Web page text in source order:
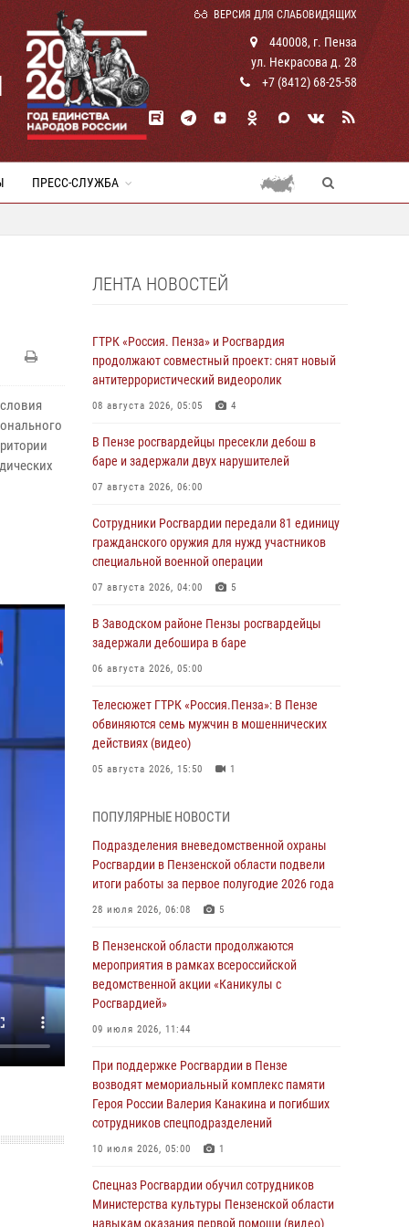
ВЕРСИЯ ДЛЯ СЛАБОВИДЯЩИХ
440008, г. Пенза
ул. Некрасова д. 28
+7 (8412) 68-25-58
ПРЕСС-СЛУЖБА
ЛЕНТА НОВОСТЕЙ
ГТРК «Россия. Пенза» и Росгвардия
продолжают совместный проект: снят новый
антитеррористический видеоролик
08 августа 2026, 05:05 4
В Пензе росгвардейцы пресекли дебош в
баре и задержали двух нарушителей
07 августа 2026, 06:00
Сотрудники Росгвардии передали 81 единицу
гражданского оружия для нужд участников
специальной военной операции
07 августа 2026, 04:00 5
В Заводском районе Пензы росгвардейцы
задержали дебошира в баре
06 августа 2026, 05:00
Телесюжет ГТРК «Россия.Пенза»: В Пензе
обвиняются семь мужчин в мошеннических
действиях (видео)
05 августа 2026, 15:50 1
легендарного генерала Яковлева
05 августа 2026, 07:00
Сотрудники пензенского ОМОН «Страж»
познакомили участников сборов «Гвардеец»
05 августа 2026, 06:15 6
В Пензе сотрудники Росгвардии оказали
помощь дезориентированному пенсионеру
05 августа 2026, 04:00
В Пензе при силовой поддержке Росгвардии
пресечена деятельность ОПГ,
маскировавшейся под реабилитационный
центр (видео)
04 августа 2026, 07:05
В Управлении Росгвардии по Пензенской
области подвели итоги работы за первое
ПОПУЛЯРНЫЕ НОВОСТИ
Подразделения вневедомственной охраны
Росгвардии в Пензенской области подвели
итоги работы за первое полугодие 2026 года
28 июля 2026, 06:08 5
В Пензенской области продолжаются
мероприятия в рамках всероссийской
ведомственной акции «Каникулы с
Росгвардией»
09 июля 2026, 11:44
При поддержке Росгвардии в Пензе
возводят мемориальный комплекс памяти
Героя России Валерия Канакина и погибших
сотрудников спецподразделений
10 июля 2026, 05:00 1
Спецназ Росгвардии обучил сотрудников
Министерства культуры Пензенской области
навыкам оказания первой помощи (видео)